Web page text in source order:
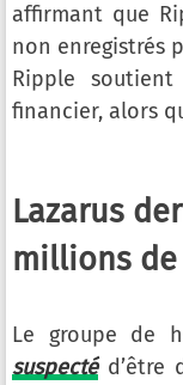
affirmant que
non enregistrés
Ripple
financier, alors
Lazarus
millions de
Le groupe de
suspectéd’être